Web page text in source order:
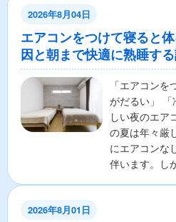
2026年8月04日
エアコンをつけて寝ると
因と朝まで快適に熟睡す
「エアコン
がだるい」
しい夜のエア
の夏は年々厳
にエアコンな
伴います。し
2026年8月01日